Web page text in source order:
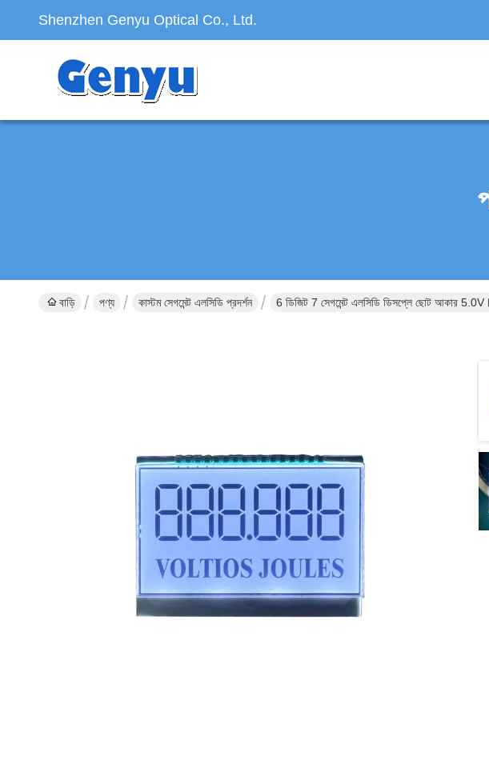
Shenzhen Genyu Optical Co., Ltd.
বাড়ি পণ্য কাস্টম সেগমেন্ট এলসিডি প্রদর্শন 6 ডিজিট 7 সেগমেন্ট এলসিডি ডিসপ্লে ছোট আকার 5.0V